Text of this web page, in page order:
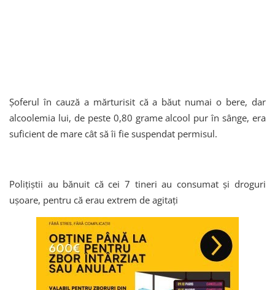
Șoferul în cauză a mărturisit că a băut numai o bere, dar
alcoolemia lui, de peste 0,80 grame alcool pur în sânge, era
suficient de mare cât să îi fie suspendat permisul.
Polițiștii au bănuit că cei 7 tineri au consumat și droguri
ușoare, pentru că erau extrem de agitați